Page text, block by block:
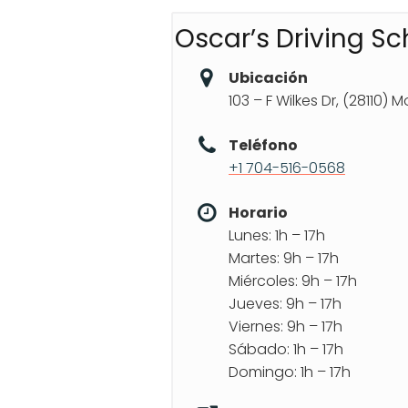
Oscar’s Driving
Ubicación
103 – F Wilkes Dr, (28110)
Teléfono
+1 704-516-0568
Horario
Lunes: 1h – 17h
Martes: 9h – 17h
Miércoles: 9h – 17h
Jueves: 9h – 17h
Viernes: 9h – 17h
Sábado: 1h – 17h
Domingo: 1h – 17h